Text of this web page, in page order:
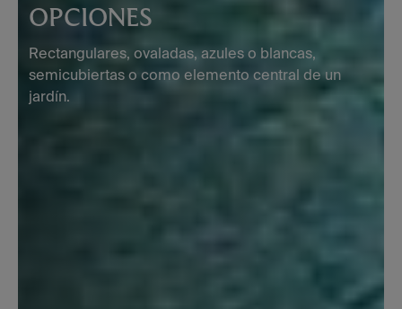
OPCIONES
Rectangulares, ovaladas, azules o blancas,
semicubiertas o como elemento central de un
jardín.